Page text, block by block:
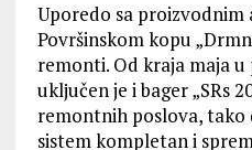
Uporedo sa
Površinskom kopu
remonti. Od kraja maja
uklјučen je i bager „SRs
remontnih poslova, tako
sistem kompletan i